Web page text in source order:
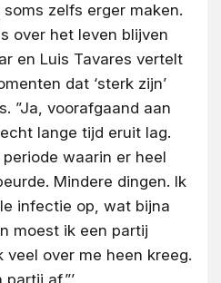
zelfs erger maken.
over het leven blijven
en Luis Tavares vertelt
dat ‘sterk zijn’
”Ja, voorafgaand aan
lange tijd eruit lag.
waarin er heel
Mindere dingen. Ik
infectie op, wat bijna
moest ik een partij
over me heen kreeg.
af.”’